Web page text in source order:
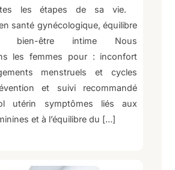
les étapes de sa vie.
santé gynécologique, équilibre
bien-être intime Nous
les femmes pour : inconfort
menstruels et cycles
et suivi recommandé
utérin symptômes liés aux
et à l’équilibre du […]